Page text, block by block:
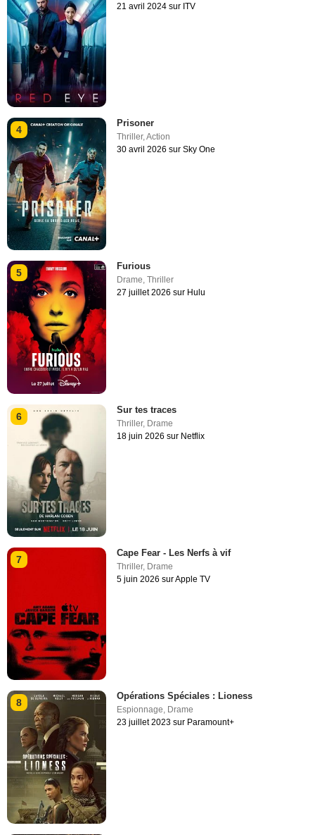
21 avril 2024 sur ITV
4
Prisoner
Thriller,Action
30 avril 2026 sur Sky One
5
Furious
Drame,Thriller
27 juillet 2026 sur Hulu
6
Sur tes traces
Thriller, Drame
18 juin 2026 sur Netflix
7
Cape Fear - Les Nerfs à vif
Thriller, Drame
5 juin 2026 sur Apple TV
8
Opérations Spéciales : Lioness
Espionnage, Drame
23 juillet 2023 sur Paramount+